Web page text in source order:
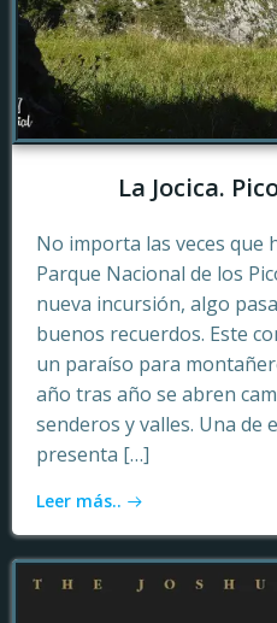
La Jocica.
No importa las veces que
Parque Nacional de los
nueva incursión, algo
buenos recuerdos. Este
un paraíso para
año tras año se abren
senderos y valles. Una de
presenta […]
Leer más..